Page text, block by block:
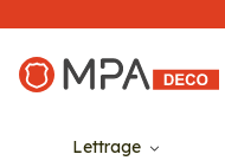
Lettrage